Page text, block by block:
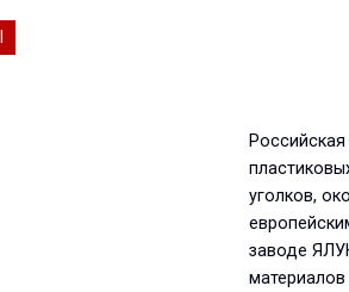
уголков,
заводе